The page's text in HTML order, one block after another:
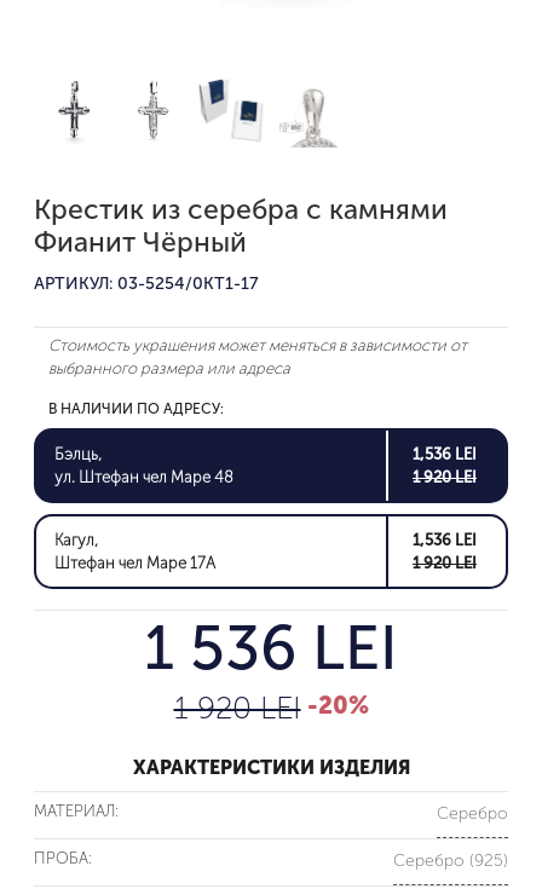
Крестик из серебра с камнями
Фианит Чёрный
АРТИКУЛ: 03-5254/0KT1-17
Стоимость украшения может меняться в зависимости от
выбранного размера или адреса
В НАЛИЧИИ ПО АДРЕСУ:
Бэлць,
ул. Штефан чел Маре 48
1,536 LEI
1 920 LEI
Кагул,
Штефан чел Маре 17A
1,536 LEI
1 920 LEI
1 536 LEI
1 920 LEI -20%
ХАРАКТЕРИСТИКИ ИЗДЕЛИЯ
МАТЕРИАЛ: Серебро
ПРОБА: Серебро (925)